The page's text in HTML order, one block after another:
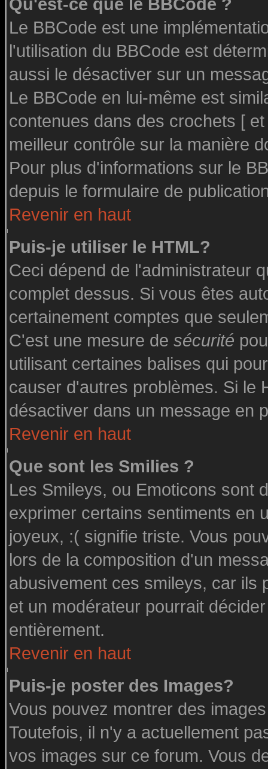
Qu'est-ce que le BBCode ?
Le BBCode est une
l'utilisation du BBCode est
aussi le désactiver sur un
Le BBCode en lui-même est
contenues dans des crochets [
meilleur contrôle sur la manière
Pour plus d'informations sur le
depuis le formulaire de
Revenir en haut
Puis-je utiliser le HTML?
Ceci dépend de l'administrateur
complet dessus. Si vous êtes
certainement comptes que
C'est une mesure de sécurité
utilisant certaines balises qui
causer d'autres problèmes. Si le
désactiver dans un message en
Revenir en haut
Que sont les Smilies ?
Les Smileys, ou Emoticons sont
exprimer certains sentiments en
joyeux, :( signifie triste. Vous
lors de la composition d'un
abusivement ces smileys, car ils
et un modérateur pourrait
entièrement.
Revenir en haut
Puis-je poster des Images?
Vous pouvez montrer des
Toutefois, il n'y a actuellement
vos images sur ce forum. Vous